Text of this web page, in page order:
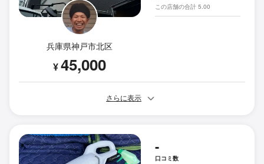
兵庫県神戸市北区
¥45,000
この店舗の合計 5.00
さらに表示
-
口コミ数